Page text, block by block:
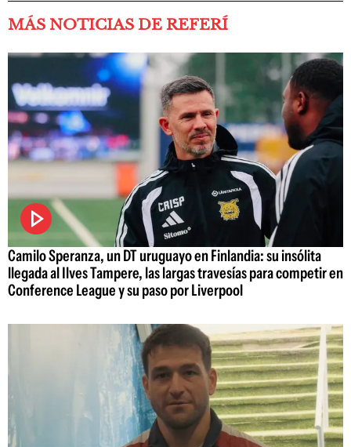
MÁS NOTICIAS DE REFERÍ
Camilo Speranza, un DT uruguayo en Finlandia: su insólita
llegada al Ilves Tampere, las largas travesías para competir en
Conference League y su paso por Liverpool